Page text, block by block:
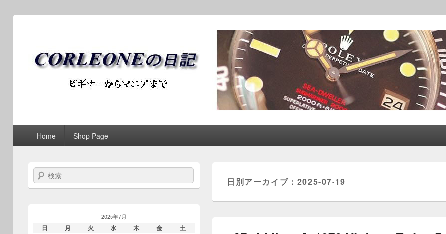
ブログ / アンティークロレックス│CORLEONE
第1メニュー第1メニューのコンテンツまでスキップ
第2メニューのコンテンツまでスキップ
Home Shop Page
日別アーカイブ： 2025-07-19
検索
2025年7月
日 月 火 水 木 金 土